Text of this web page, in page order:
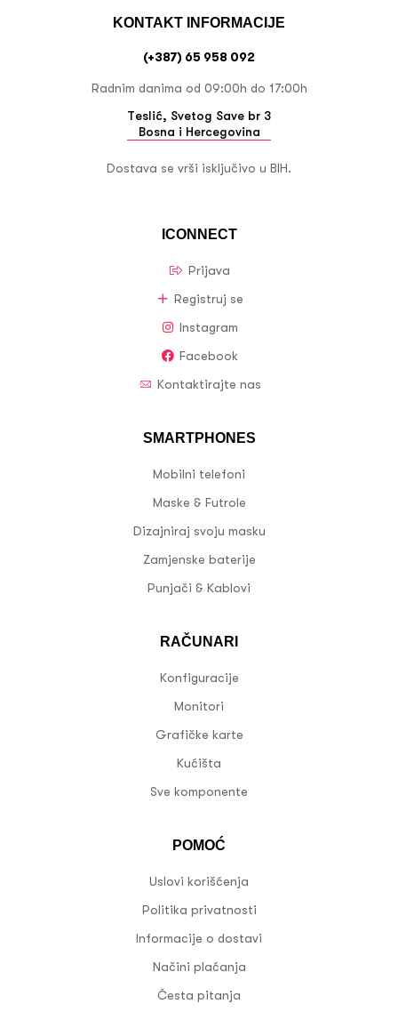
ICONNECT
Prijava
Registruj se
Instagram
Facebook
Kontaktirajte nas
SMARTPHONES
Mobilni telefoni
Maske & Futrole
Dizajniraj svoju masku
Zamjenske baterije
Punjači & Kablovi
RAČUNARI
Konfiguracije
Monitori
Grafičke karte
Kućišta
Sve komponente
POMOĆ
Uslovi korišćenja
Politika privatnosti
Informacije o dostavi
Načini plaćanja
Česta pitanja
KONTAKT INFORMACIJE
(+387) 65 958 092
Radnim danima od 09:00h do 17:00h
Teslić, Svetog Save br 3
Bosna i Hercegovina
Dostava se vrši isključivo u BIH.